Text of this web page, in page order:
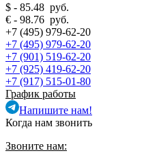
$ - 85.48 руб.
€ - 98.76 руб.
+7 (495) 979-62-20
+7 (495) 979-62-20
+7 (901) 519-62-20
+7 (925) 419-62-20
+7 (917) 515-01-80
График работы
Напишите нам!
Когда нам звонить
Звоните нам: